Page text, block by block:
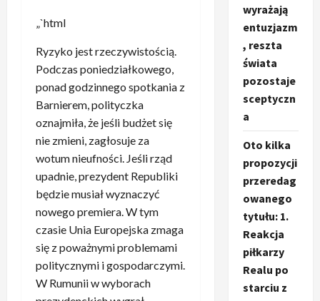
„`html
Ryzyko jest rzeczywistością.
Podczas poniedziałkowego,
ponad godzinnego spotkania z
Barnierem, polityczka
oznajmiła, że jeśli budżet się
nie zmieni, zagłosuje za
wotum nieufności. Jeśli rząd
upadnie, prezydent Republiki
będzie musiał wyznaczyć
nowego premiera. W tym
czasie Unia Europejska zmaga
się z poważnymi problemami
politycznymi i gospodarczymi.
W Rumunii w wyborach
wyrażają
entuzjazm
, reszta
świata
pozostaje
sceptyczn
a
Oto kilka
propozycji
przeredag
owanego
tytułu: 1.
Reakcja
piłkarzy
Realu po
starciu z